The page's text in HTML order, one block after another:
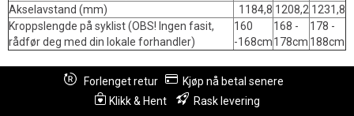
Akselavstand (mm)
1184,8 1208,2 1231,8
Kroppslengde på syklist (OBS! Ingen fasit,
rådfør deg med din lokale forhandler)
160
-168cm
168 -
178cm
178 -
188cm
Forlenget retur
Kjøp nå betal senere
Klikk & Hent
Rask levering